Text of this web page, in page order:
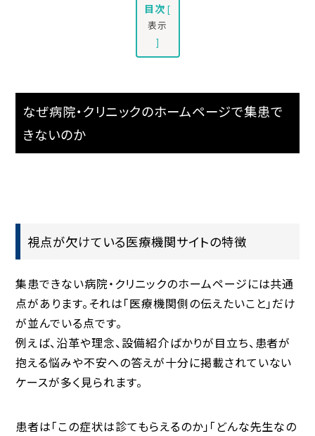
目次 [
表示
]
なぜ病院・クリニックのホームページで集患で
きないのか
視点が欠けている医療機関サイトの特徴
集患できない病院・クリニックのホームページには共通
点があります。それは「医療機関側の伝えたいこと」だけ
が並んでいる点です。
例えば、沿革や理念、設備紹介ばかりが目立ち、患者が
抱える悩みや不安への答えが十分に掲載されていない
ケースが多く見られます。
患者は「この症状は診てもらえるのか」「どんな先生なの